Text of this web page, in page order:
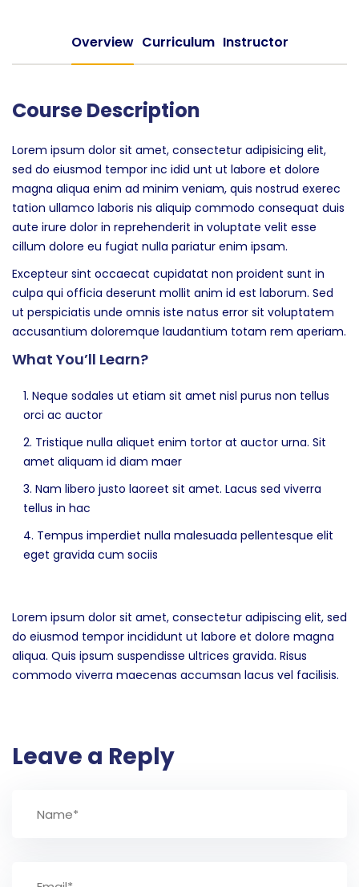
Overview Curriculum Instructor
Course Description
Lorem ipsum dolor sit amet, consectetur adipisicing elit,
sed do eiusmod tempor inc idid unt ut labore et dolore
magna aliqua enim ad minim veniam, quis nostrud exerec
tation ullamco laboris nis aliquip commodo consequat duis
aute irure dolor in reprehenderit in voluptate velit esse
cillum dolore eu fugiat nulla pariatur enim ipsam.
Excepteur sint occaecat cupidatat non proident sunt in
culpa qui officia deserunt mollit anim id est laborum. Sed
ut perspiciatis unde omnis iste natus error sit voluptatem
accusantium doloremque laudantium totam rem aperiam.
What You’ll Learn?
Neque sodales ut etiam sit amet nisl purus non tellus
orci ac auctor
Tristique nulla aliquet enim tortor at auctor urna. Sit
amet aliquam id diam maer
Nam libero justo laoreet sit amet. Lacus sed viverra
tellus in hac
Tempus imperdiet nulla malesuada pellentesque elit
eget gravida cum sociis
Lorem ipsum dolor sit amet, consectetur adipiscing elit, sed
do eiusmod tempor incididunt ut labore et dolore magna
aliqua. Quis ipsum suspendisse ultrices gravida. Risus
commodo viverra maecenas accumsan lacus vel facilisis.
Leave a Reply